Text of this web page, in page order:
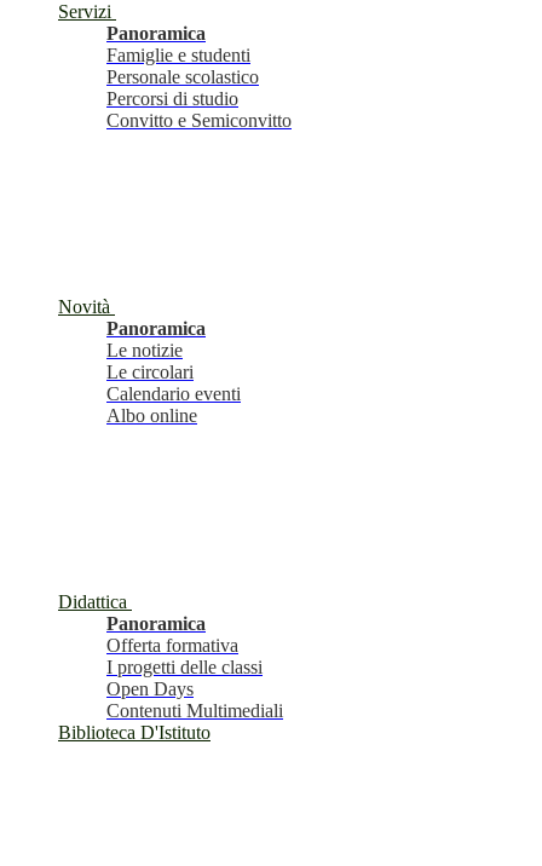
Servizi
Panoramica
Famiglie e studenti
Personale scolastico
Percorsi di studio
Convitto e Semiconvitto
Novità
Panoramica
Le notizie
Le circolari
Calendario eventi
Albo online
Didattica
Panoramica
Offerta formativa
I progetti delle classi
Open Days
Contenuti Multimediali
Biblioteca D'Istituto